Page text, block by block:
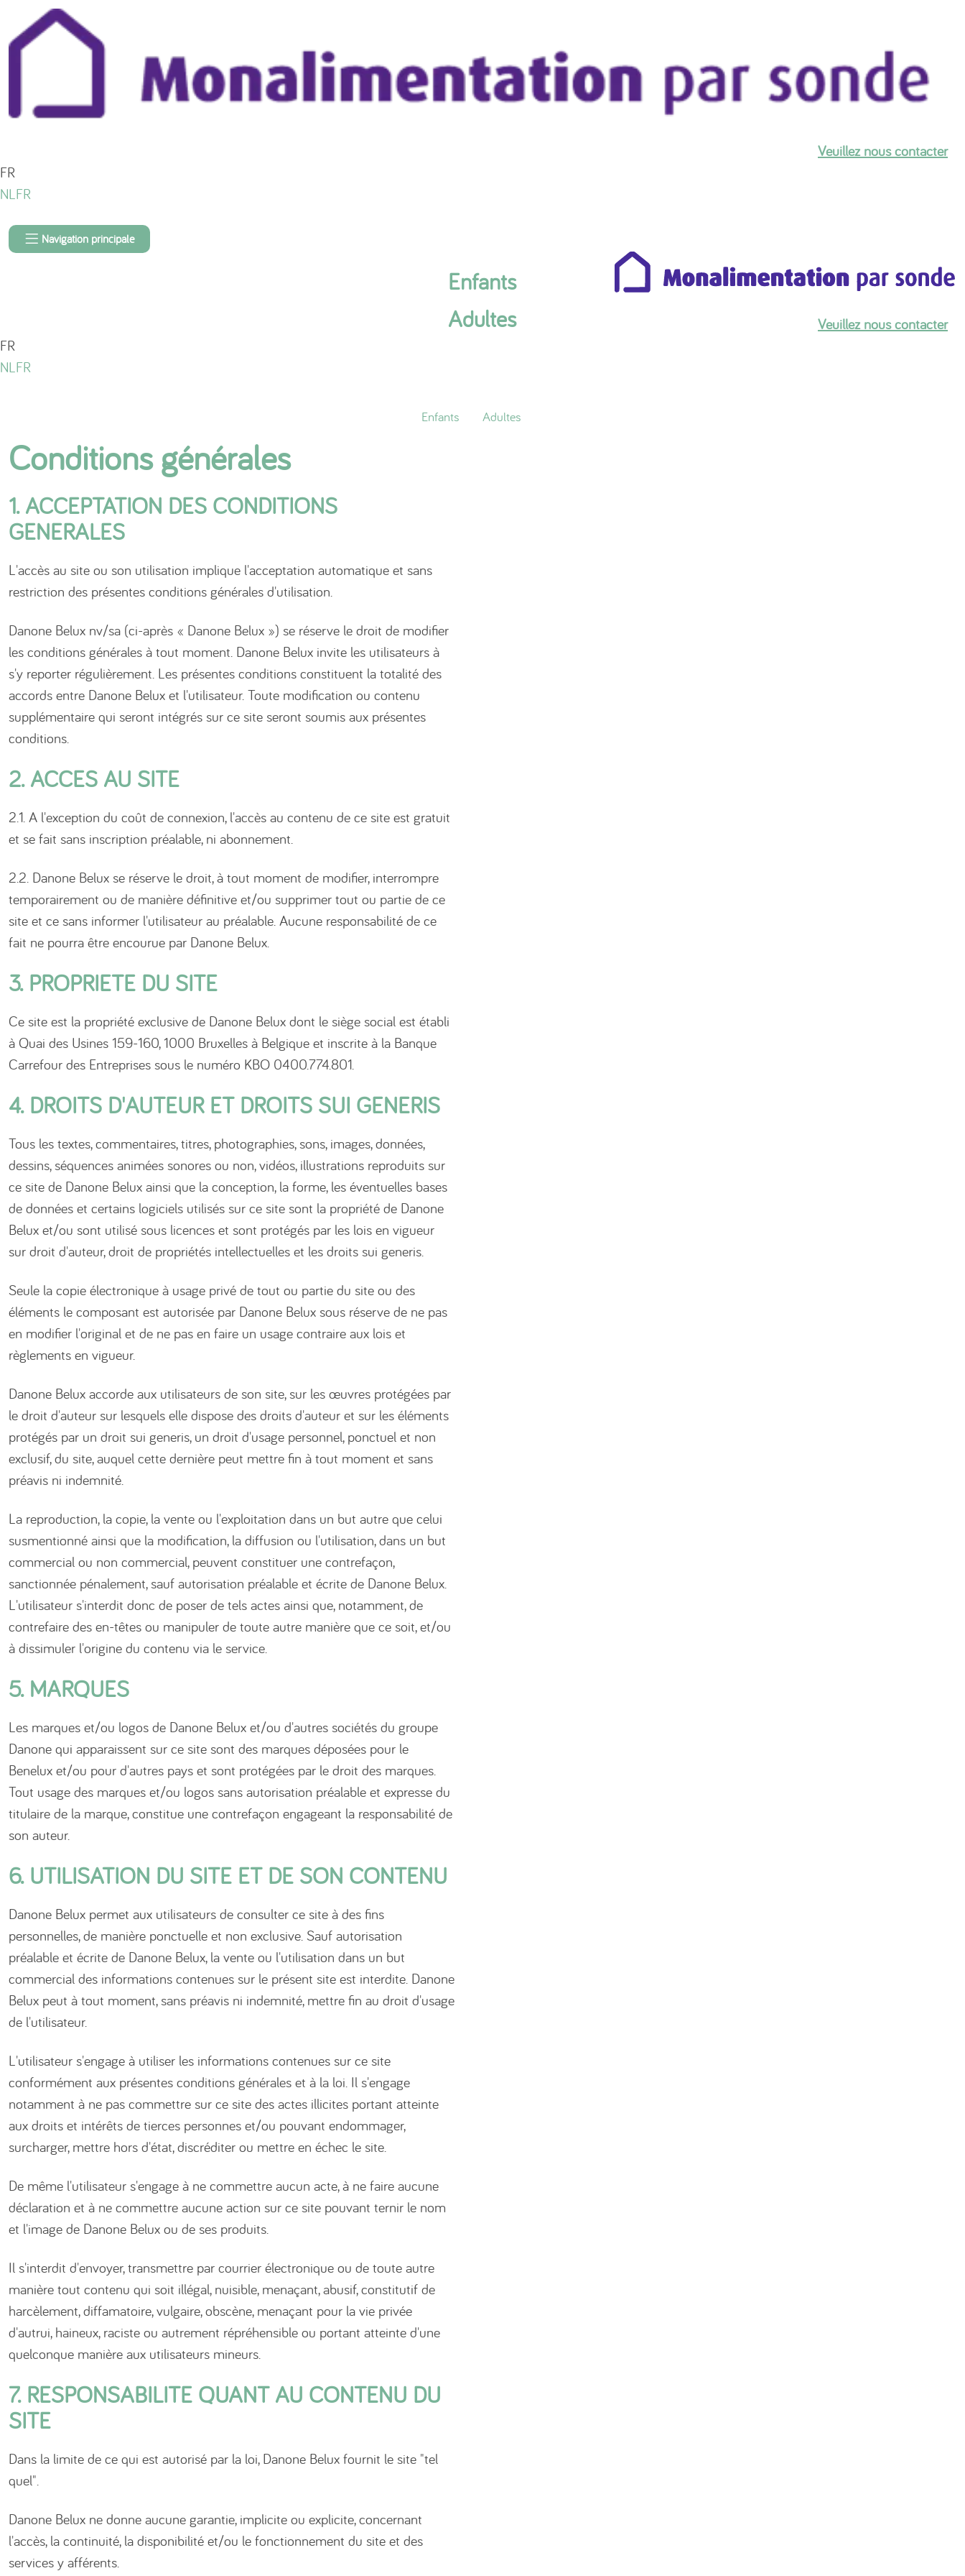
À propos du contenu de la page
Veuillez nous contacter
FR
NL FR
Navigation principale
Enfants
Adultes
Veuillez nous contacter
FR
NL FR
Enfants Adultes
Conditions générales
1. ACCEPTATION DES CONDITIONS
GENERALES
L'accès au site ou son utilisation implique l'acceptation automatique et sans
restriction des présentes conditions générales d'utilisation.
Danone Belux nv/sa (ci-après « Danone Belux ») se réserve le droit de modifier
les conditions générales à tout moment. Danone Belux invite les utilisateurs à
s'y reporter régulièrement. Les présentes conditions constituent la totalité des
accords entre Danone Belux et l'utilisateur. Toute modification ou contenu
supplémentaire qui seront intégrés sur ce site seront soumis aux présentes
conditions.
2. ACCES AU SITE
2.1. A l'exception du coût de connexion, l'accès au contenu de ce site est gratuit
et se fait sans inscription préalable, ni abonnement.
2.2. Danone Belux se réserve le droit, à tout moment de modifier, interrompre
temporairement ou de manière définitive et/ou supprimer tout ou partie de ce
site et ce sans informer l'utilisateur au préalable. Aucune responsabilité de ce
fait ne pourra être encourue par Danone Belux.
3. PROPRIETE DU SITE
Ce site est la propriété exclusive de Danone Belux dont le siège social est établi
à Quai des Usines 159-160, 1000 Bruxelles à Belgique et inscrite à la Banque
Carrefour des Entreprises sous le numéro KBO 0400.774.801.
4. DROITS D'AUTEUR ET DROITS SUI GENERIS
Tous les textes, commentaires, titres, photographies, sons, images, données,
dessins, séquences animées sonores ou non, vidéos, illustrations reproduits sur
ce site de Danone Belux ainsi que la conception, la forme, les éventuelles bases
de données et certains logiciels utilisés sur ce site sont la propriété de Danone
Belux et/ou sont utilisé sous licences et sont protégés par les lois en vigueur
sur droit d'auteur, droit de propriétés intellectuelles et les droits sui generis.
Seule la copie électronique à usage privé de tout ou partie du site ou des
éléments le composant est autorisée par Danone Belux sous réserve de ne pas
en modifier l'original et de ne pas en faire un usage contraire aux lois et
règlements en vigueur.
Danone Belux accorde aux utilisateurs de son site, sur les œuvres protégées par
le droit d'auteur sur lesquels elle dispose des droits d'auteur et sur les éléments
protégés par un droit sui generis, un droit d'usage personnel, ponctuel et non
exclusif, du site, auquel cette dernière peut mettre fin à tout moment et sans
préavis ni indemnité.
La reproduction, la copie, la vente ou l'exploitation dans un but autre que celui
susmentionné ainsi que la modification, la diffusion ou l'utilisation, dans un but
commercial ou non commercial, peuvent constituer une contrefaçon,
sanctionnée pénalement, sauf autorisation préalable et écrite de Danone Belux.
L'utilisateur s'interdit donc de poser de tels actes ainsi que, notamment, de
contrefaire des en-têtes ou manipuler de toute autre manière que ce soit, et/ou
à dissimuler l'origine du contenu via le service.
5. MARQUES
Les marques et/ou logos de Danone Belux et/ou d'autres sociétés du groupe
Danone qui apparaissent sur ce site sont des marques déposées pour le
Benelux et/ou pour d'autres pays et sont protégées par le droit des marques.
Tout usage des marques et/ou logos sans autorisation préalable et expresse du
titulaire de la marque, constitue une contrefaçon engageant la responsabilité de
son auteur.
6. UTILISATION DU SITE ET DE SON CONTENU
Danone Belux permet aux utilisateurs de consulter ce site à des fins
personnelles, de manière ponctuelle et non exclusive. Sauf autorisation
préalable et écrite de Danone Belux, la vente ou l'utilisation dans un but
commercial des informations contenues sur le présent site est interdite. Danone
Belux peut à tout moment, sans préavis ni indemnité, mettre fin au droit d'usage
de l'utilisateur.
L'utilisateur s'engage à utiliser les informations contenues sur ce site
conformément aux présentes conditions générales et à la loi. Il s'engage
notamment à ne pas commettre sur ce site des actes illicites portant atteinte
aux droits et intérêts de tierces personnes et/ou pouvant endommager,
surcharger, mettre hors d'état, discréditer ou mettre en échec le site.
De même l'utilisateur s'engage à ne commettre aucun acte, à ne faire aucune
déclaration et à ne commettre aucune action sur ce site pouvant ternir le nom
et l'image de Danone Belux ou de ses produits.
Il s'interdit d'envoyer, transmettre par courrier électronique ou de toute autre
manière tout contenu qui soit illégal, nuisible, menaçant, abusif, constitutif de
harcèlement, diffamatoire, vulgaire, obscène, menaçant pour la vie privée
d'autrui, haineux, raciste ou autrement répréhensible ou portant atteinte d'une
quelconque manière aux utilisateurs mineurs.
7. RESPONSABILITE QUANT AU CONTENU DU
SITE
Dans la limite de ce qui est autorisé par la loi, Danone Belux fournit le site "tel
quel".
Danone Belux ne donne aucune garantie, implicite ou explicite, concernant
l'accès, la continuité, la disponibilité et/ou le fonctionnement du site et des
services y afférents.